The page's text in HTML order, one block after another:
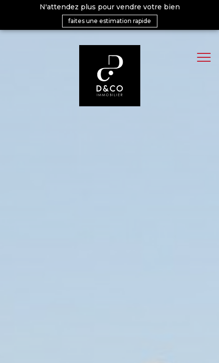
N'attendez plus pour vendre votre bien
faites une estimation rapide